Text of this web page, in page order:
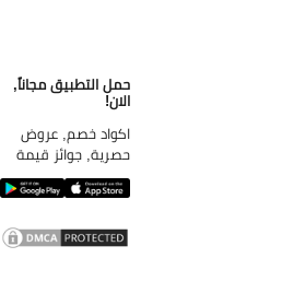
حمل التطبيق مجاناً,
الان!
اكواد خصم, عروض
حصرية, جوائز قيمة